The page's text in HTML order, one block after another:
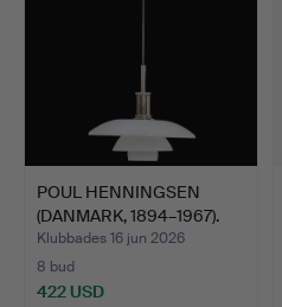
POUL HENNINGSEN
(DANMARK, 1894–1967).
takl…
Klubbades 16 jun 2026
8 bud
422 USD